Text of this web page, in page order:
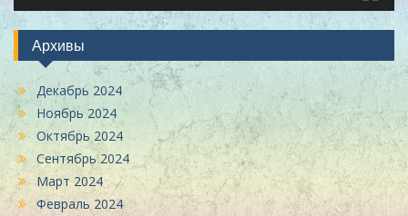
Архивы
Декабрь 2024
Ноябрь 2024
Октябрь 2024
Сентябрь 2024
Март 2024
Февраль 2024